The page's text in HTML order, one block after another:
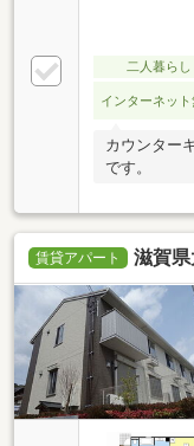
二人暮らし
インターネット
カウンター
です。
賃貸アパート 滋賀